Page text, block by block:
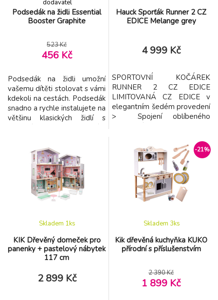
Podsedák na židli Essential
Booster Graphite
dodavatel
523 Kč
456 Kč
Podsedák na židli umožní
vašemu dítěti stolovat s vámi
kdekoli na cestách. Podsedák
snadno a rychle instalujete na
většinu klasických židlí s
zajišťují stabilitu podsedáku
na židli. Pro optimální
bezpečnost je podsedák
vybaven 3-bodovým
bezpečnostním pásem. V
případě znečištění podsedák
Hauck Sporťák Runner 2 CZ
EDICE Melange grey
4 999 Kč
SPORTOVNÍ KOČÁREK
RUNNER 2 CZ EDICE
LIMITOVANÁ CZ EDICE v
elegantním šedém provedení
> Spojení oblíbeného
Velká nafukovací kola >
Stříška s UV ochranou 50+ >
KIK Dřevěný domeček pro
panenky + pastelový nábytek
117 cm
Skladem 1ks
2 899 Kč
-21%
Kik dřevěná kuchyňka KUKO
přírodní s příslušenstvím
Skladem 3ks
2 390 Kč
1 899 Kč